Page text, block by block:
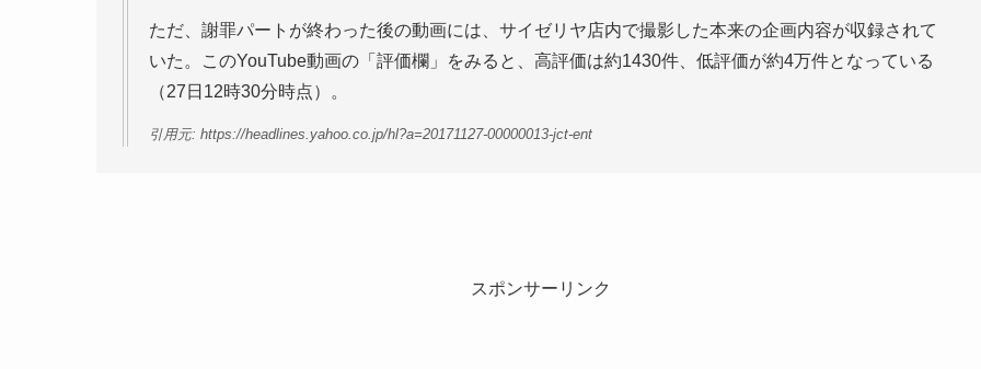
ただ、謝罪パートが終わった後の動画には、サイゼリヤ店内で撮影した本来の企画内容が収録されて
いた。このYouTube動画の「評価欄」をみると、高評価は約1430件、低評価が約4万件となっている
（27日12時30分時点）。
引用元: https://headlines.yahoo.co.jp/hl?a=20171127-00000013-jct-ent
スポンサーリンク